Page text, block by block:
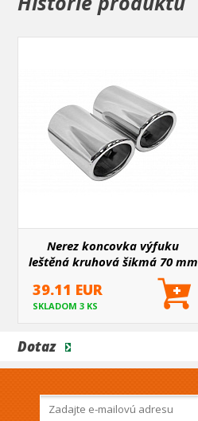
Nerez koncovka výfuku
leštěná kruhová šikmá 70 mm
39.11 EUR
SKLADOM 3 KS
Dotaz